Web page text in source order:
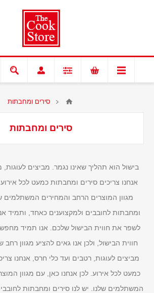
סירים ומחבתות
סירים ומחבתות
בישול הוא תהליך שאינו נגמר. מביצים
אנחנו צריכים סירים ומחבתות כמעט לכל
מגוון המוצרים הרחב והמחירים המשתלמים
ומחבתות לחובבים ולמקצוענים כאחד, ותמיד
לשפר את חווית הבישול שלכם. אנו תמיד
חווית הבישול, ולכן אנו גאים להציע מגוון
מביצים לעוגות, רטבים ועד כלי חרס, אנחנו
כמעט לכל אירוע. לכן אנחנו כאן, עם מגוון
המשתלמים שלנו. יש לנו סירים ומחבתות